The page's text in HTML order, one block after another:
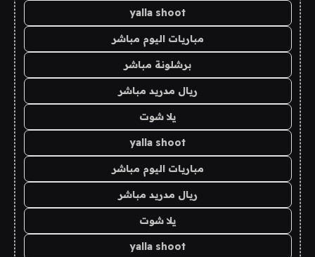
yalla shoot
مباريات اليوم مباشر
برشلونة مباشر
ريال مدريد مباشر
يلا شوت
yalla shoot
مباريات اليوم مباشر
ريال مدريد مباشر
يلا شوت
yalla shoot